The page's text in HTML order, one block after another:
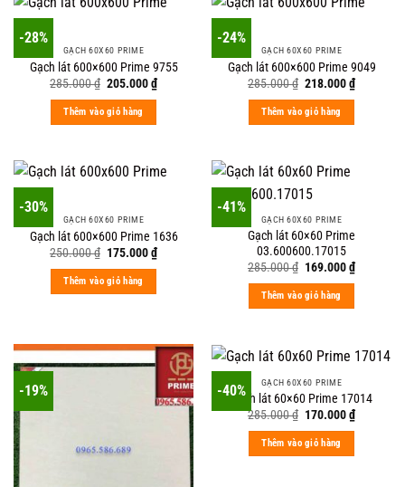
-28%
GẠCH 60X60 PRIME
Gạch lát 600×600 Prime 9755
285.000₫ Original
was:
285.000 ₫.
205.000₫Current
price
Thêm vào giỏ hàng
-24%
GẠCH 60X60 PRIME
Gạch lát 600×600 Prime 9049
285.000₫ Original
was:
285.000 ₫.
218.000₫Current
price
Thêm vào giỏ hàng
-30%
GẠCH 60X60 PRIME
Gạch lát 600×600 Prime 1636
250.000₫ Original
was:
250.000 ₫.
175.000₫Current
price
Thêm vào giỏ hàng
-41%
GẠCH 60X60 PRIME
Gạch lát 60×60 Prime
03.600600.17015
285.000₫ Original
was:
285.000 ₫.
169.000₫Current
price
Thêm vào giỏ hàng
-19% -40% GẠCH 60X60 PRIME
Gạch lát 60×60 Prime 17014
285.000₫ Original
was:
285.000 ₫.
170.000₫Current
price
Thêm vào giỏ hàng